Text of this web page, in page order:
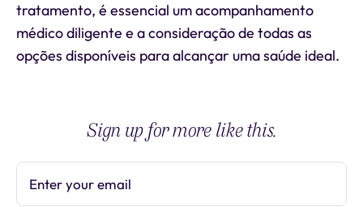
tratamento, é essencial um acompanhamento
médico diligente e a consideração de todas as
opções disponíveis para alcançar uma saúde ideal.
Sign up for more like this.
Enter your email